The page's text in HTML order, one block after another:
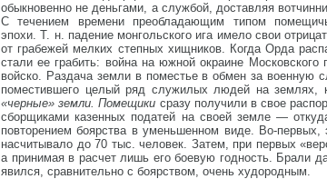
обыкновенно не деньгами, а службой, доставляя
С течением времени преобладающим типом
эпохи. Т. н. падение монгольского ига имело свои
от грабежей мелких степных хищников. Когда Орда
стали ее грабить: война на южной окраине
войско. Раздача земли в поместье в обмен за военную
поместившего целый ряд служилых людей на землях,
«черные» земли. Помещики сразу получили в свое
сборщиками казенных податей на своей земле —
повторением боярства в уменьшенном виде. Во-
насчитывало до 70 тыс. человек. Затем, при первых
а принимая в расчет лишь его боевую годность. Брали
явился, сравнительно с боярством, очень худородным.